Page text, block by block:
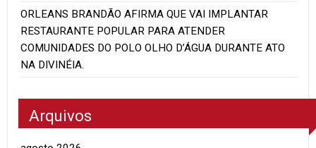
ORLEANS BRANDÃO AFIRMA QUE VAI IMPLANTAR
RESTAURANTE POPULAR PARA ATENDER
COMUNIDADES DO POLO OLHO D’ÁGUA DURANTE ATO
NA DIVINÉIA.
Arquivos